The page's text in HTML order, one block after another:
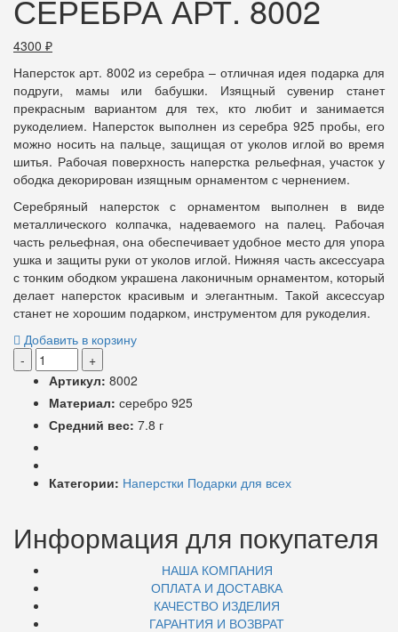
СЕРЕБРА АРТ. 8002
4300 ₽
Наперсток арт. 8002 из серебра – отличная идея подарка для
подруги, мамы или бабушки. Изящный сувенир станет
прекрасным вариантом для тех, кто любит и занимается
рукоделием. Наперсток выполнен из серебра 925 пробы, его
можно носить на пальце, защищая от уколов иглой во время
шитья. Рабочая поверхность наперстка рельефная, участок у
ободка декорирован изящным орнаментом с чернением.
Серебряный наперсток с орнаментом выполнен в виде
металлического колпачка, надеваемого на палец. Рабочая
часть рельефная, она обеспечивает удобное место для упора
ушка и защиты руки от уколов иглой. Нижняя часть аксессуара
с тонким ободком украшена лаконичным орнаментом, который
делает наперсток красивым и элегантным. Такой аксессуар
станет не хорошим подарком, инструментом для рукоделия.
Добавить в корзину
-
+
Артикул: 8002
Материал: серебро 925
Средний вес: 7.8 г
Категории: Наперстки Подарки для всех
Информация для покупателя
НАША КОМПАНИЯ
ОПЛАТА И ДОСТАВКА
КАЧЕСТВО ИЗДЕЛИЯ
ГАРАНТИЯ И ВОЗВРАТ